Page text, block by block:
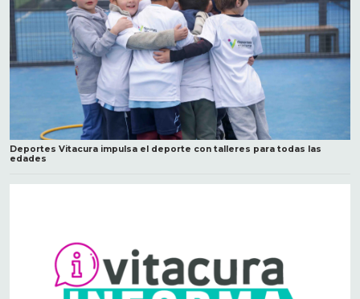
Deportes Vitacura impulsa el deporte con talleres para todas las
edades